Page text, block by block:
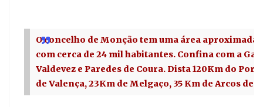
O concelho de Monção tem uma área aproximada
com cerca de 24 mil habitantes. Confina com a
Valdevez e Paredes de Coura. Dista 120Km do
de Valença, 23Km de Melgaço, 35 Km de Arcos de